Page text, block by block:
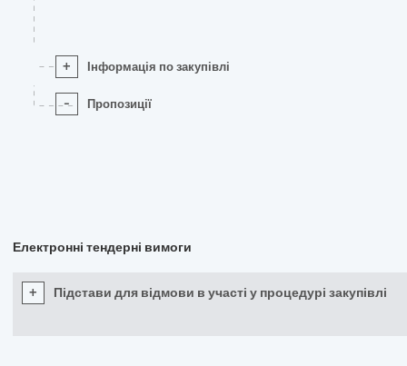
+ Інформація по закупівлі
- Пропозиції
Електронні тендерні вимоги
+ Підстави для відмови в участі у процедурі закупівлі